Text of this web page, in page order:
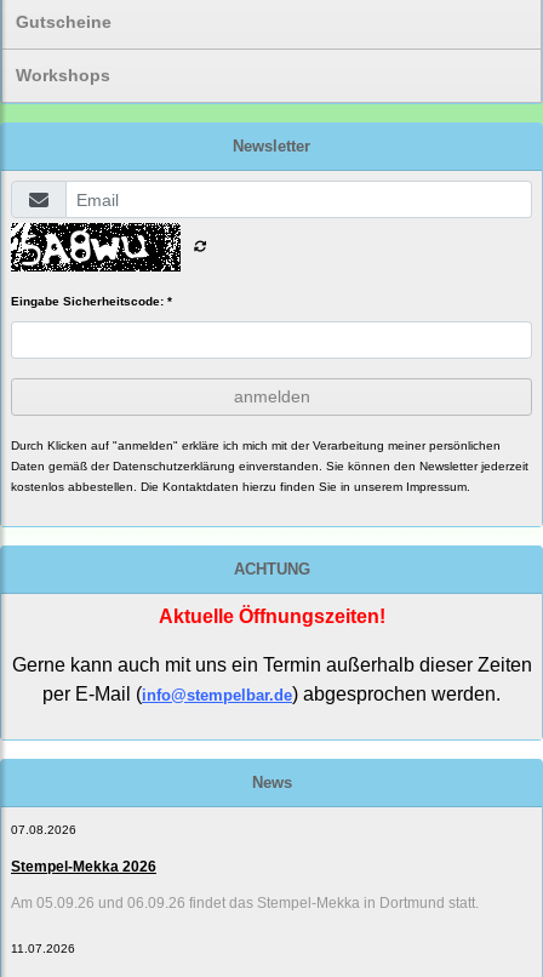
Gutscheine
Workshops
Newsletter
Eingabe Sicherheitscode: *
anmelden
Durch Klicken auf "anmelden" erkläre ich mich mit der Verarbeitung meiner persönlichen
Daten gemäß derDatenschutzerklärung einverstanden. Sie können den Newsletter jederzeit
kostenlos abbestellen. Die Kontaktdaten hierzu finden Sie in unserem Impressum.
ACHTUNG
Aktuelle Öffnungszeiten!
Gerne kann auch mit uns ein Termin außerhalb dieser Zeiten
per E-Mail (info@stempelbar.de) abgesprochen werden.
News
07.08.2026
Stempel-Mekka 2026
Am 05.09.26 und 06.09.26 findet das Stempel-Mekka in Dortmund statt.
11.07.2026